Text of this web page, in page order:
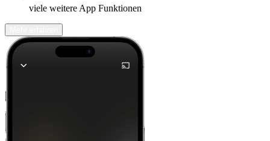
viele weitere App Funktionen